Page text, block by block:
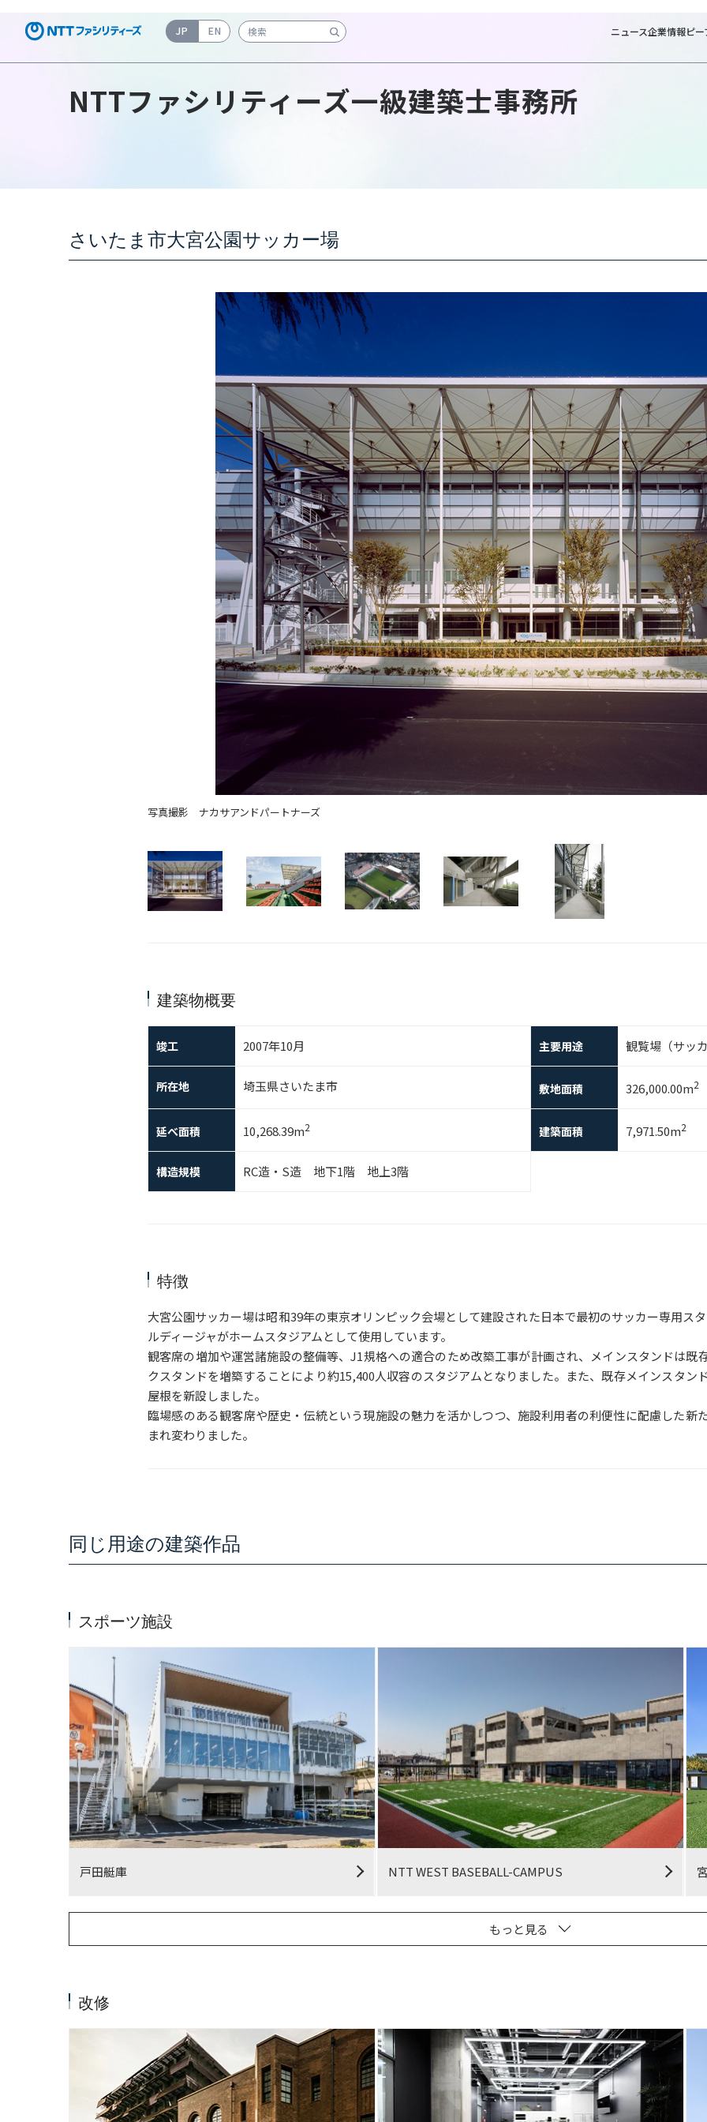
JP EN 検索キーワード入力 ニュース企業情報ピ
NTTファシリティーズ一級建築士事務所
さいたま市大宮公園サッカー場
写真撮影 ナカサアンドパートナーズ
建築物概要
竣工 2007年10月 主要用途 観覧場（サッ
所在地 埼玉県さいたま市 敷地面積 326,000.00m2
延べ面積 10,268.39m2 建築面積 7,971.50m2
構造規模 RC造・S造 地下1階 地上3階
特徴
大宮公園サッカー場は昭和39年の東京オリンピック会場として建設された日本で最初のサッカー専用ス
ルディージャがホームスタジアムとして使用しています。
観客席の増加や運営諸施設の整備等、J1規格への適合のため改築工事が計画され、メインスタンドは既
クスタンドを増築することにより約15,400人収容のスタジアムとなりました。また、既存メインスタン
屋根を新設しました。
臨場感のある観客席や歴史・伝統という現施設の魅力を活かしつつ、施設利用者の利便性に配慮した新
まれ変わりました。
同じ用途の建築作品
スポーツ施設
戸田艇庫 NTT WEST BASEBALL-CAMPUS
もっと見る
改修